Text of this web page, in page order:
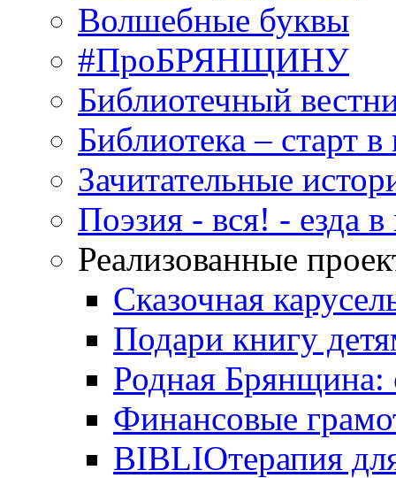
Волшебные буквы
#ПроБРЯНЩИНУ
Библиотечный
Библиотека – старт
Зачитательные
Поэзия - вся! - езда в
Реализованные
Сказочная
Подари книгу
Родная Брянщина:
Финансовые
BIBLIOтерапия